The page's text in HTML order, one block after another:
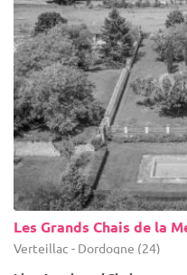
Les Grands Chais de la
Verteillac - Dordogne (24)